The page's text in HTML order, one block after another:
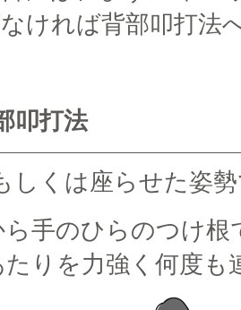
ければ背部叩打法
叩打法
くは座らせた姿
手のひらのつけ根
たりを力強く何度も